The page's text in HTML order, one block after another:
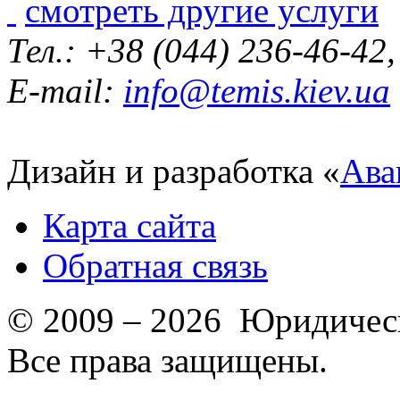
смотреть другие услуги
Тел.: +38 (044) 236-46-
E-mail: info@temis.kiev.ua
Дизайн и разработка «
Карта сайта
Обратная связь
© 2009 – 2026
Все права защищены.